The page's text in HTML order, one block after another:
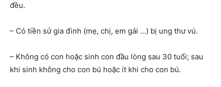
đều.
– Có tiền sử gia đình (mẹ, chị, em gái …) bị ung thư vú.
– Không có con hoặc sinh con đầu lòng sau 30 tuổi; sau
khi sinh không cho con bú hoặc ít khi cho con bú.